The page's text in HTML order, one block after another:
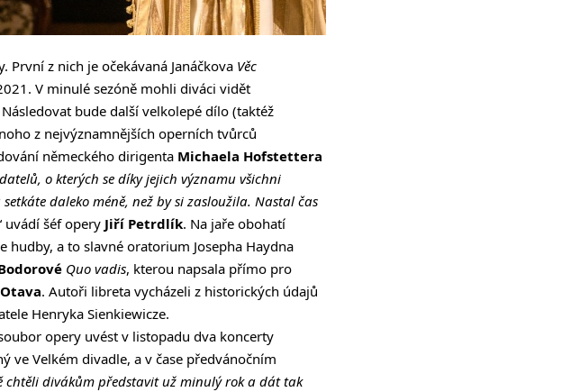
z nich je očekávaná Janáčkova Věc
V minulé sezóně mohli diváci vidět
Následovat bude další velkolepé dílo (taktéž
z nejvýznamnějších operních tvůrců
německého dirigenta Michaela Hofstettera
o kterých se díky jejich významu všichni
daleko méně, než by si zasloužila. Nastal čas
uvádí šéf opery Jiří Petrdlík. Na jaře obohatí
a to slavné oratorium Josepha Haydna
Quo vadis, kterou napsala přímo pro
. Autoři libreta vycházeli z historických údajů
Henryka Sienkiewicze.
opery uvést v listopadu dva koncerty
ve Velkém divadle, a v čase předvánočním
chtěli divákům představit už minulý rok a dát tak